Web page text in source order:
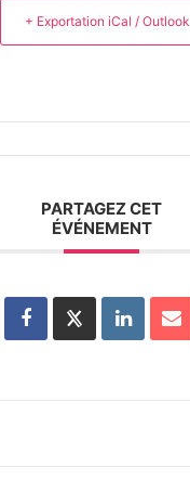
+ Exportation iCal / Outlook
PARTAGEZ CET
ÉVÉNEMENT